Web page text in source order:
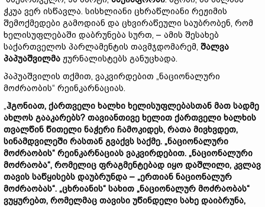
ჭკუა ვერ ისწავლა. სისხლიანი ცხრაწლიანი რეჟიმის
შემოქმედები გამოდიან და ცხვირაწეული საუბრობენ, რომ
ხელისუფლებაში დაბრუნება სურთ, – ამის შესახებ
საქართველოს პარლამენტის თავმჯდომარემ, შალვა
პაპუაშვილმა ჟურნალისტებს განუცხადა.
პაპუაშვილის თქმით, ვაკვირდებით „ნაციონალური
მოძრაობის“ რეინკარნაციას.
„ჰგონიათ, ქართველი ხალხი ხელისუფლებასთან მათ სადმე
ახლოს გააკარებს? თავიანთივე ხელით ქართველი ხალხის
თვალწინ წითელი ნაჭერი ჩამოკიდეს, რათა მივხვდეთ,
სინამდვილეში რასთან გვაქვს საქმე. „ნაციონალური
მოძრაობის“ რეინკარნაციას ვაკვირდებით. „ნაციონალური
მოძრაობა“, რომელიც ფრაგმენტებად იყო დაშლილი, კვლავ
თავის საწყისებს დაუბრუნდა – „ერთიან ნაციონალურ
მოძრაობას“. „ცხრიანის“ სახით „ნაციონალურ მოძრაობას“
ვუყურებთ, რომელმაც თავისი უწინდელი სახე დაიბრუნა,